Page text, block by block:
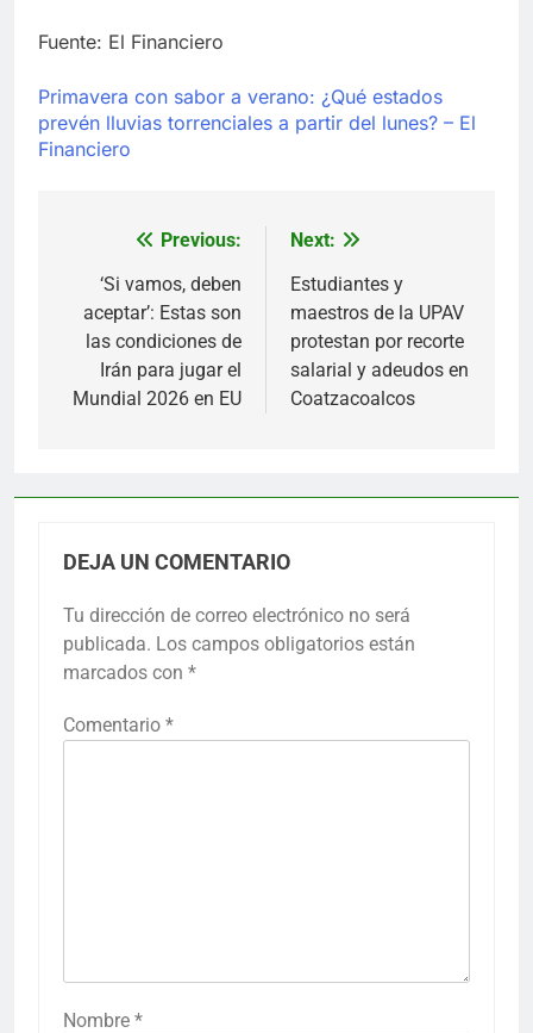
Fuente: El Financiero
Primavera con sabor a verano: ¿Qué estados
prevén lluvias torrenciales a partir del lunes? – El
Financiero
Navegación
entradas
Previous:
‘Si vamos, deben
aceptar’: Estas son
las condiciones de
Irán para jugar el
Mundial 2026 en EU
Next:
Estudiantes y
maestros de la UPAV
protestan por recorte
salarial y adeudos en
Coatzacoalcos
DEJA UN COMENTARIO
Tu dirección de correo electrónico no será
publicada. Los campos obligatorios están
marcados con *
Comentario *
Nombre *